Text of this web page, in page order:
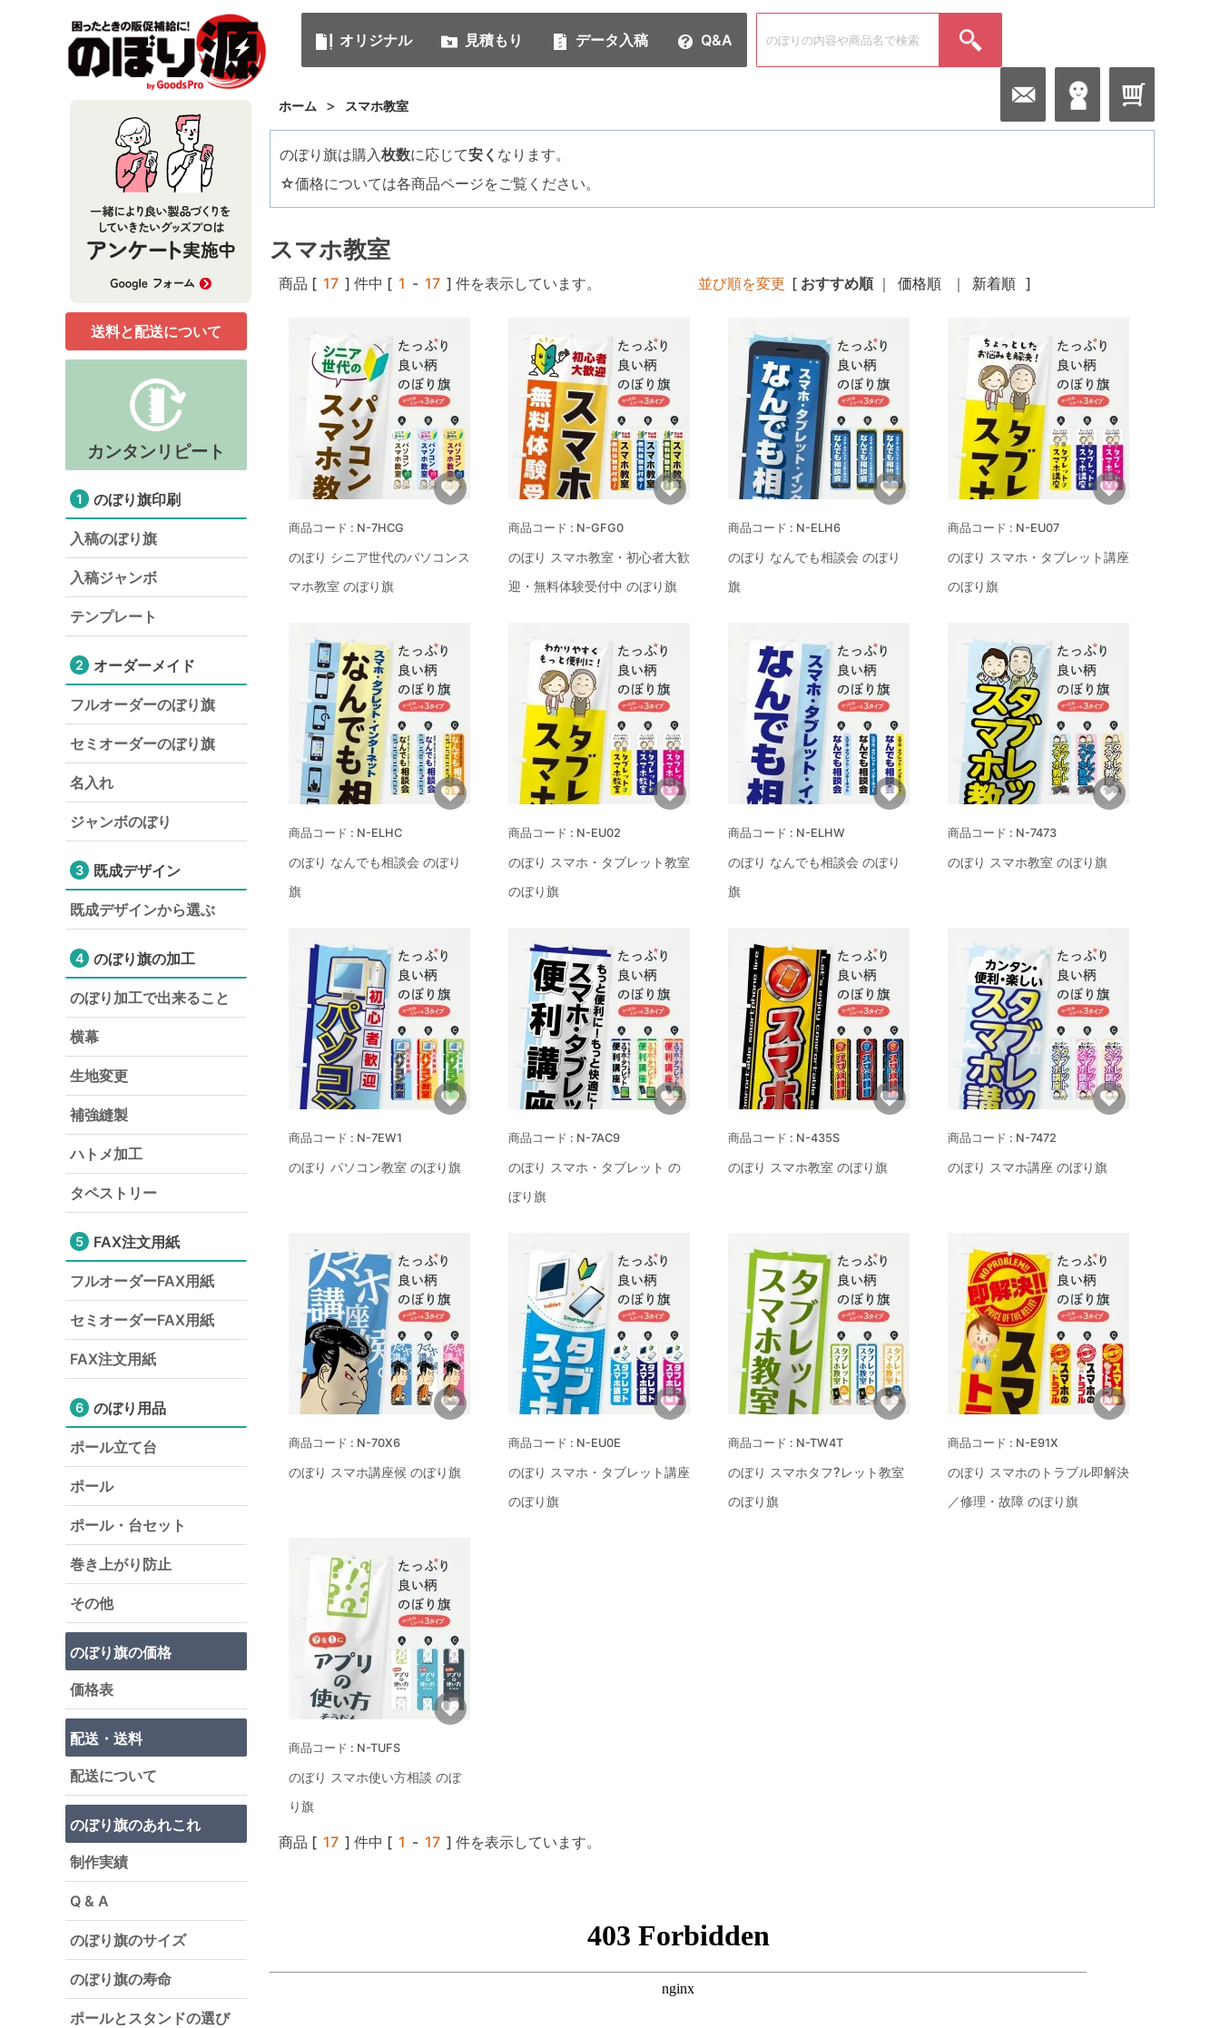
オリジナル 見積もり データ入稿 Q&A
ホーム > スマホ教室
のぼり旗は購入枚数に応じて安く なります。
☆価格については各商品ページをご覧ください。
スマホ教室
商品 [ 17 ] 件中 [ 1 - 17 ] 件を表示しています。 並び順を変更 [ おすすめ順｜ 価格順 ｜ 新着順 ]
N-7HCG
のぼり シニア世代のパソコンス
マホ教室 のぼり旗
N-GFG0
のぼり スマホ教室・初心者大歓
迎・無料体験受付中 のぼり旗
N-ELH6
のぼり なんでも相談会 のぼり
旗
N-EU07
のぼり スマホ・タブレット講座
のぼり旗
N-ELHC
のぼり なんでも相談会 のぼり
旗
N-EU02
のぼり スマホ・タブレット教室
のぼり旗
N-ELHW
のぼり なんでも相談会 のぼり
旗
N-7473
のぼり スマホ教室 のぼり旗
N-7EW1
のぼり パソコン教室 のぼり旗
N-7AC9
のぼり スマホ・タブレット の
ぼり旗
N-435S
のぼり スマホ教室 のぼり旗
N-7472
のぼり スマホ講座 のぼり旗
N-70X6
のぼり スマホ講座候 のぼり旗
N-EU0E
のぼり スマホ・タブレット講座
のぼり旗
N-TW4T
のぼり スマホタフ?レット教室
のぼり旗
N-E91X
のぼり スマホのトラブル即解決
／修理・故障 のぼり旗
N-TUFS
のぼり スマホ使い方相談 のぼ
り旗
商品 [ 17 ] 件中 [ 1 - 17 ] 件を表示しています。
送料と配送について
カンタンリピート
1 のぼり旗印刷
入稿のぼり旗
入稿ジャンボ
テンプレート
2 オーダーメイド
フルオーダーのぼり旗
セミオーダーのぼり旗
名入れ
ジャンボのぼり
3 既成デザイン
既成デザインから選ぶ
4 のぼり旗の加工
のぼり加工で出来ること
横幕
生地変更
補強縫製
ハトメ加工
タペストリー
5 FAX注文用紙
フルオーダーFAX用紙
セミオーダーFAX用紙
FAX注文用紙
6 のぼり用品
ポール立て台
ポール
ポール・台セット
巻き上がり防止
その他
のぼり旗の価格
価格表
配送・送料
配送について
のぼり旗のあれこれ
制作実績
Q & A
のぼり旗のサイズ
のぼり旗の寿命
ポールとスタンドの選び